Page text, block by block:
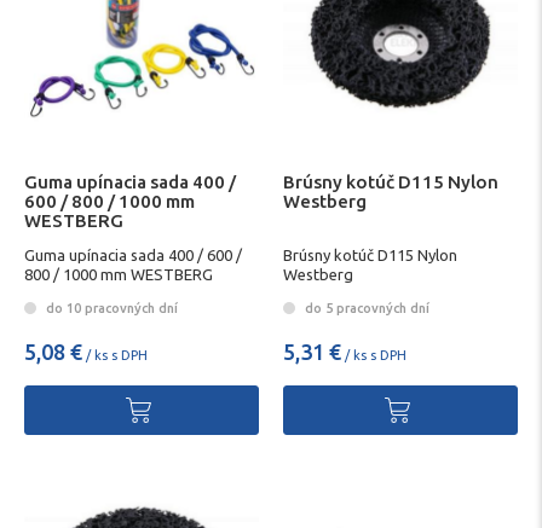
Guma upínacia sada 400 /
600 / 800 / 1000 mm
WESTBERG
Guma upínacia sada 400 / 600 /
800 / 1000 mm WESTBERG
do 10 pracovných dní
5,08 € / ks s DPH
Brúsny kotúč D115 Nylon
Westberg
Brúsny kotúč D115 Nylon
Westberg
do 5 pracovných dní
5,31 € / ks s DPH